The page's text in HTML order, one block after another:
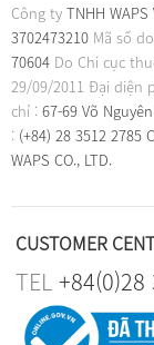
Công ty TNHH WAPS
3702473210 Mã số
70604 Do Chi cục
29/09/2011 Đại diện
chỉ : 67-69 Võ
: (+84) 28 3512 2785
WAPS CO., LTD.
CUSTOMER
TEL +84(0)28